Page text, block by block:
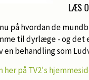
LÆS
på hvordan de
til dyrlæge - og
en behandling som
her på TV2's